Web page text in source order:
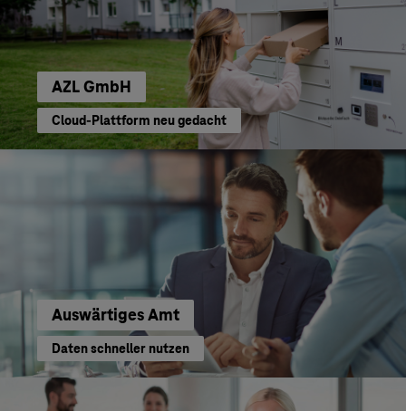
AZL GmbH
Cloud-Plattform neu gedacht
Auswärtiges Amt
Daten schneller nutzen